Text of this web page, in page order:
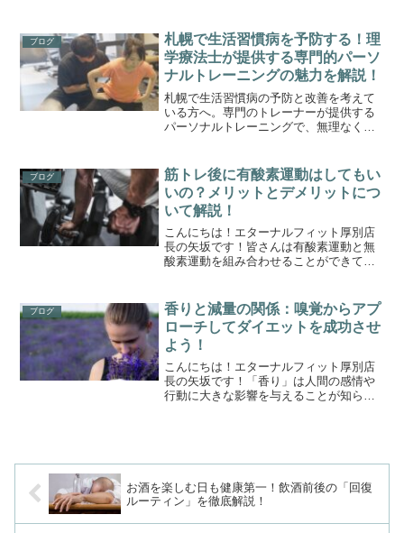
まのご愛顧とご支援のおかげです。本当
にありがとうございます...
ブログ
札幌で生活習慣病を予防する！理
学療法士が提供する専門的パーソ
ナルトレーニングの魅力を解説！
札幌で生活習慣病の予防と改善を考えて
いる方へ。専門のトレーナーが提供する
パーソナルトレーニングで、無理なく生
して、効果的なアプローチを提案し、リ
スクを低減します。健康的な毎日をサポ
ートするプログラムで、より良い生活を
目指しませんか？
ブログ
筋トレ後に有酸素運動はしてもい
いの？メリットとデメリットにつ
いて解説！
こんにちは！エターナルフィット厚別店
長の矢坂です！皆さんは有酸素運動と無
酸素運動を組み合わせることができてい
（筋トレ）を組み合わせることが重要で
す。過去の記事にて有酸素運...
ブログ
香りと減量の関係：嗅覚からアプ
ローチしてダイエットを成功させ
よう！
こんにちは！エターナルフィット厚別店
長の矢坂です！「香り」は人間の感情や
行動に大きな影響を与えることが知られ
お酒を楽しむ日も健康第一！飲酒前後の「回復
ルーティン」を徹底解説！